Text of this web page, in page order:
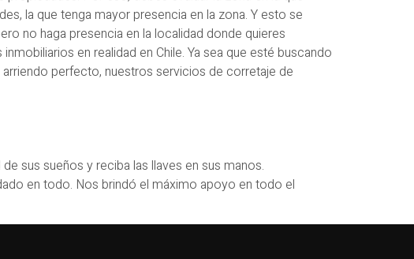
la que tenga mayor presencia en la zona. Y esto se
no haga presencia en la localidad donde quieres
en realidad en Chile. Ya sea que esté buscando
perfecto, nuestros servicios de corretaje de
sus sueños y reciba las llaves en sus manos.
en todo. Nos brindó el máximo apoyo en todo el